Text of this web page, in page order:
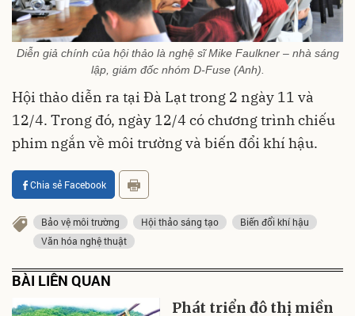
Diễn giả chính của hội thảo là nghệ sĩ Mike Faulkner – nhà sáng
lập, giám đốc nhóm D-Fuse (Anh).
Hội thảo diễn ra tại Đà Lạt trong 2 ngày 11 và
12/4. Trong đó, ngày 12/4 có chương trình chiếu
phim ngắn về môi trường và biến đổi khí hậu.
Chia sẻ Facebook
Bảo vệ môi trường Hội thảo sáng tạo
Biến đổi khí hậu
Văn hóa nghệ thuật
BÀI LIÊN QUAN
Phát triển đô thị miền